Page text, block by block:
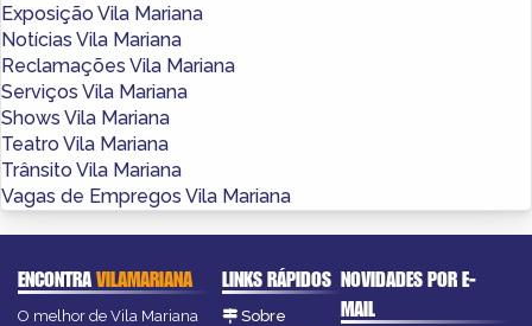
Exposição Vila Mariana
Notícias Vila Mariana
Reclamações Vila Mariana
Serviços Vila Mariana
Shows Vila Mariana
Teatro Vila Mariana
Trânsito Vila Mariana
Vagas de Empregos Vila Mariana
ENCONTRAVILAMARIANA
O melhor de Vila Mariana
LINKS RÁPIDOS
Sobre
NOVIDADES POR E-
MAIL